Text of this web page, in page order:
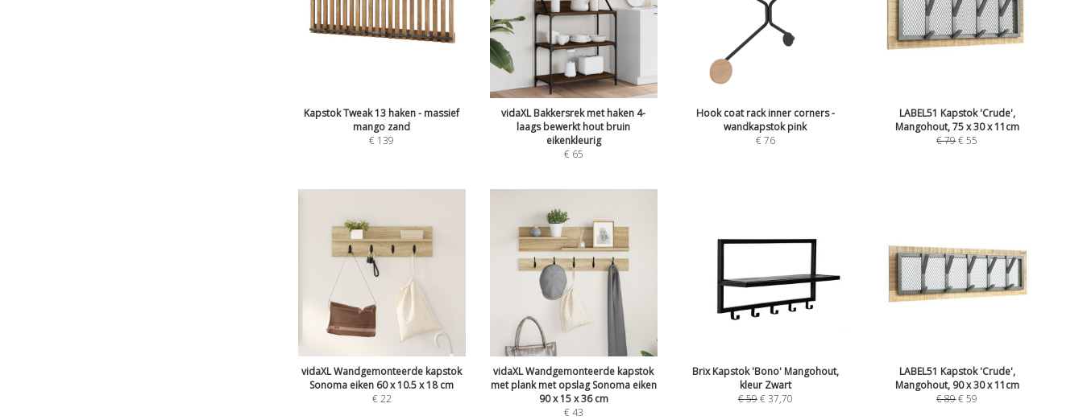
Kapstok Tweak 13 haken - massief
mango zand
€ 139
vidaXL Bakkersrek met haken 4-
laags bewerkt hout bruin
eikenkleurig
€ 65
Hook coat rack inner corners -
wandkapstok pink
€76
LABEL51 Kapstok 'Crude',
Mangohout, 75 x 30 x 11cm
€79€55
vidaXL Wandgemonteerde kapstok
Sonoma eiken 60 x 10.5 x 18 cm
€22
vidaXL Wandgemonteerde kapstok
met plank met opslag Sonoma eiken
90 x 15 x 36 cm
€43
Brix Kapstok 'Bono' Mangohout,
kleur Zwart
€59€37,70
LABEL51 Kapstok 'Crude',
Mangohout, 90 x 30 x 11cm
€89€59